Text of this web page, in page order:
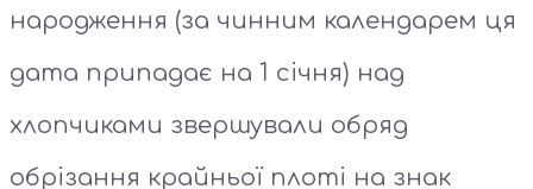
народження (за чинним календарем ця
дата припадає на 1 січня) над
хлопчиками звершували обряд
обрізання крайньої плоті на знак